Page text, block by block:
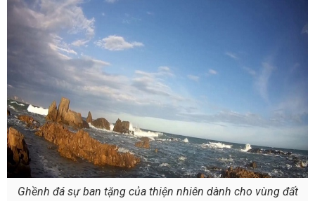
Ghềnh đá sự ban tặng của thiện nhiên dành cho vùng đất